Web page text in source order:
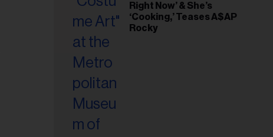
Right Now’ & She’s
‘Cooking,’ Teases A$AP
Rocky